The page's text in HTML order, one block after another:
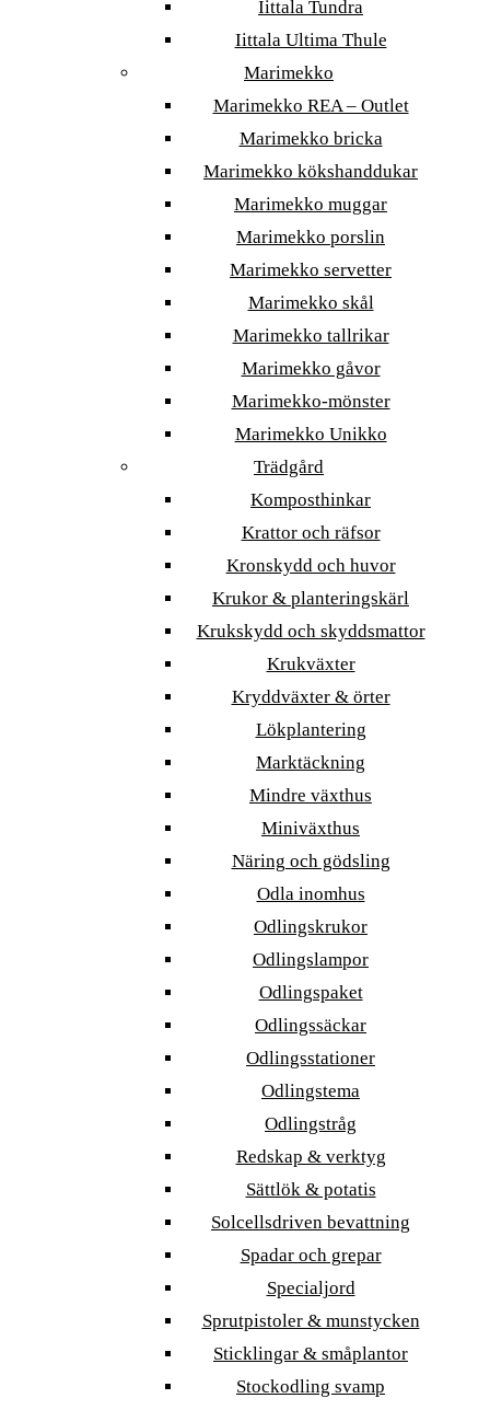
Iittala Tundra
Iittala Ultima Thule
Marimekko
Marimekko REA – Outlet
Marimekko bricka
Marimekko kökshanddukar
Marimekko muggar
Marimekko porslin
Marimekko servetter
Marimekko skål
Marimekko tallrikar
Marimekko gåvor
Marimekko-mönster
Marimekko Unikko
Trädgård
Komposthinkar
Krattor och räfsor
Kronskydd och huvor
Krukor & planteringskärl
Krukskydd och skyddsmattor
Krukväxter
Kryddväxter & örter
Lökplantering
Marktäckning
Mindre växthus
Miniväxthus
Näring och gödsling
Odla inomhus
Odlingskrukor
Odlingslampor
Odlingspaket
Odlingssäckar
Odlingsstationer
Odlingstema
Odlingstråg
Redskap & verktyg
Sättlök & potatis
Solcellsdriven bevattning
Spadar och grepar
Specialjord
Sprutpistoler & munstycken
Sticklingar & småplantor
Stockodling svamp